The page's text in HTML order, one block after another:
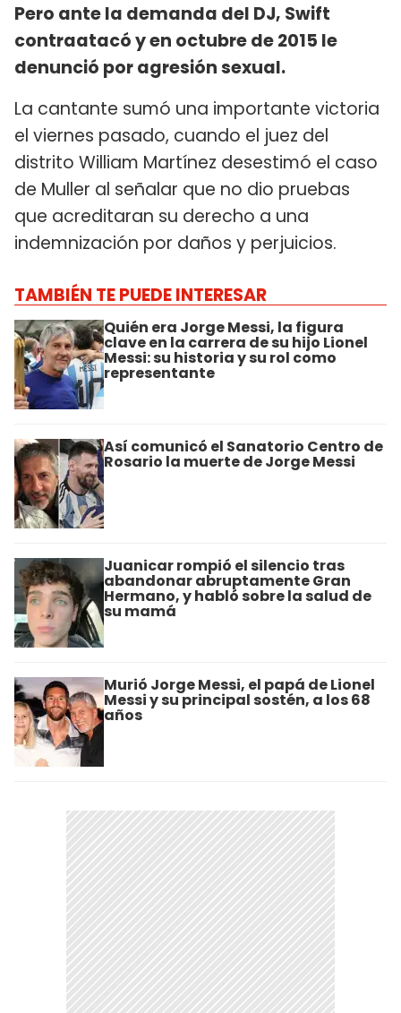
Pero ante la demanda del DJ, Swift
contraatacó y en octubre de 2015 le
denunció por agresión sexual.
La cantante sumó una importante victoria
el viernes pasado, cuando el juez del
distrito William Martínez desestimó el caso
de Muller al señalar que no dio pruebas
que acreditaran su derecho a una
indemnización por daños y perjuicios.
TAMBIÉN TE PUEDE INTERESAR
Quién era Jorge Messi, la figura
clave en la carrera de su hijo Lionel
Messi: su historia y su rol como
representante
Así comunicó el Sanatorio Centro de
Rosario la muerte de Jorge Messi
Juanicar rompió el silencio tras
abandonar abruptamente Gran
Hermano, y habló sobre la salud de
su mamá
Murió Jorge Messi, el papá de Lionel
Messi y su principal sostén, a los 68
años